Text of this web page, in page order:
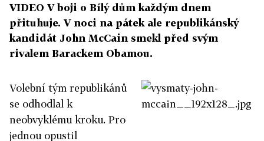
VIDEO V boji o Bílý dům každým dnem
přituhuje. V noci na pátek ale republikánský
kandidát John McCain smekl před svým
rivalem Barackem Obamou.
Volební tým republikánů
se odhodlal k
neobvyklému kroku. Pro
jednou opustil